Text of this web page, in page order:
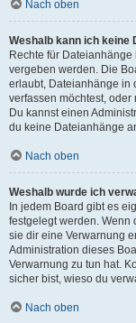
Nach oben
Weshalb kann ich keine
Rechte für
vergeben werden. Die
erlaubt, Dateianhänge in
verfassen möchtest,
Du kannst einen
du keine Dateianhänge
Nach oben
Weshalb wurde ich
In jedem Board gibt es
festgelegt werden. Wenn
sie dir eine Verwarnung
Administration dieses
Verwarnung zu tun hat.
sicher bist, wieso du
Nach oben